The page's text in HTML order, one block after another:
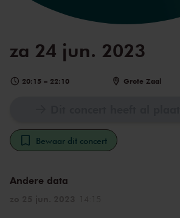
za 24 jun. 2023
20:15 – 22:10 Grote Zaal
Bewaar dit concert
Andere data